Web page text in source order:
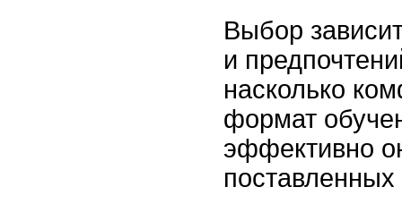
Выбор
и
насколько
формат
эффективно
поставленных